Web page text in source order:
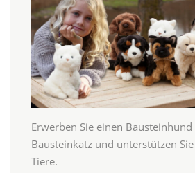
Erwerben Sie einen
Bausteinkatz und unterstützen
Tiere.